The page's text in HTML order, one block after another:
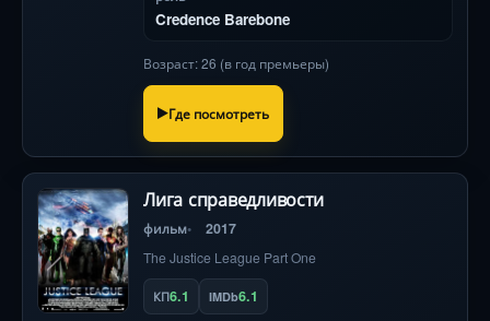
Credence Barebone
Возраст: 26 (в год премьеры)
Где посмотреть
Лига справедливости
фильм 2017
The Justice League Part One
КП6.1 IMDb6.1